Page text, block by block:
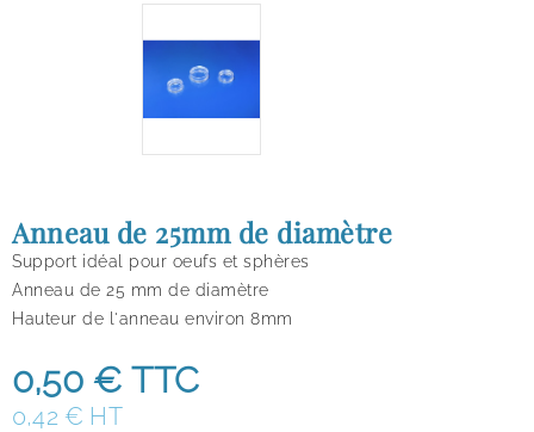
Anneau de 25mm de diamètre
Support idéal pour oeufs et sphères
Anneau de 25 mm de diamètre
Hauteur de l'anneau environ 8mm
0,50 € TTC
0,42 € HT